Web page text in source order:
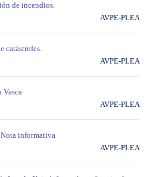
de incendios.
AVPE-PLEA
catástrofes.
AVPE-PLEA
AVPE-PLEA
informativa
AVPE-PLEA